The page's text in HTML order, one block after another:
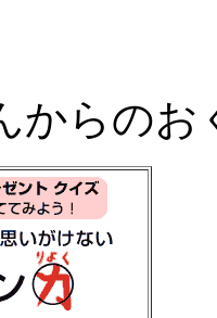
からのお